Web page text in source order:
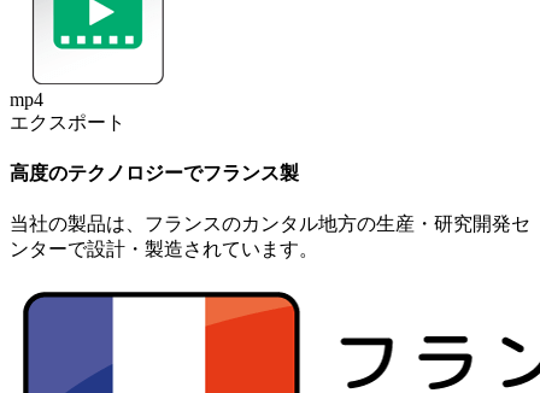
mp4
エクスポート
高度のテクノロジーでフランス製
当社の製品は、フランスのカンタル地方の生産・研究開発セ
ンターで設計・製造されています。